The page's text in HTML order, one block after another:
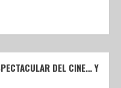
DEL CINE… Y